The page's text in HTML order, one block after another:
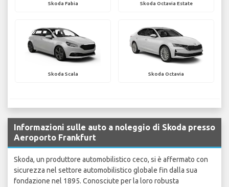
Skoda Fabia Skoda Octavia Estate
Skoda Scala Skoda Octavia
Informazioni sulle auto a noleggio di Skoda presso
Aeroporto Frankfurt
Skoda, un produttore automobilistico ceco, si è affermato con
sicurezza nel settore automobilistico globale fin dalla sua
fondazione nel 1895. Conosciute per la loro robusta